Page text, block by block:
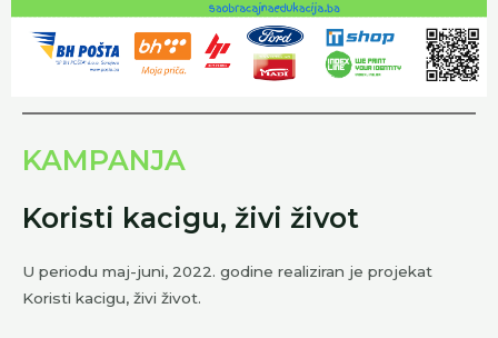
KAMPANJA
Koristi kacigu, živi život
U periodu maj-juni, 2022. godine realiziran je projekat
Koristi kacigu, živi život.